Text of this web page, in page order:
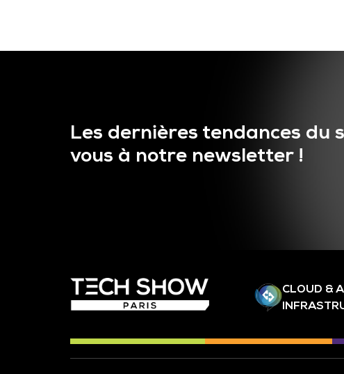
Les dernières tendances du
vous à notre newsletter !
CLOUD &